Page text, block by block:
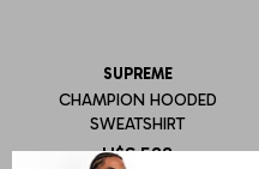
SUPREME
CHAMPION HOODED
SWEATSHIRT
U$S 588